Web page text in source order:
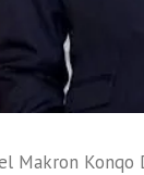
Makron